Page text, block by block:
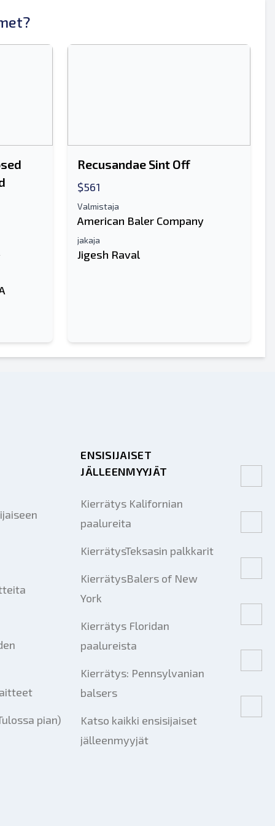
Recusandae Sint Off
$561
Valmistaja
American Baler Company
jakaja
Jigesh Raval
pian)
ENSISIJAISET
JÄLLEENMYYJÄT
Kierrätys Kalifornian
paalureita
KierrätysTeksasin palkkarit
KierrätysBalers of New
York
Kierrätys Floridan
paalureista
Kierrätys: Pennsylvanian
balsers
Katso kaikki ensisijaiset
jälleenmyyjät